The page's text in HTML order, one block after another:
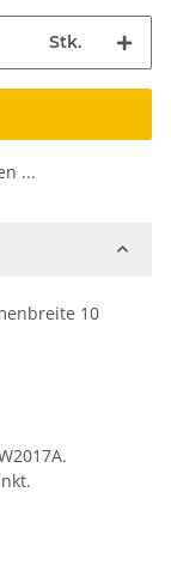
Stk.
...
10